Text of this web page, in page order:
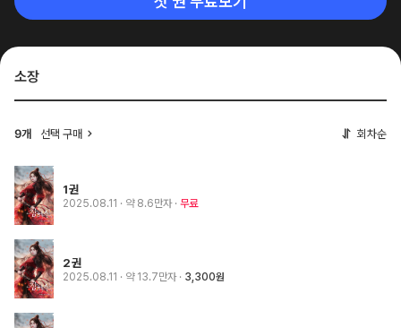
소장
9개 선택 구매 회차순
1권
2025.08.11 · 약 8.6만자 무료
2권
2025.08.11 · 약 13.7만자 3,300원